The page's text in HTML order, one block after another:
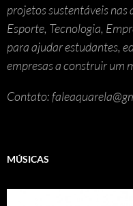
projetos sustentáveis nas
Esporte, Tecnologia,
para ajudar estudantes,
empresas a construir um
Contato:
MÚSICAS